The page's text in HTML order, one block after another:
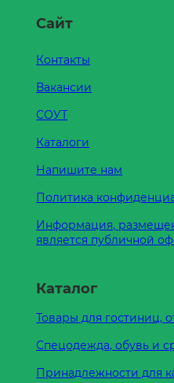
Сайт
Контакты
Вакансии
СОУТ
Каталоги
Напишите нам
Политика
Информация,
является публичной
Каталог
Товары для гостиниц,
Спецодежда, обувь и
Принадлежности для